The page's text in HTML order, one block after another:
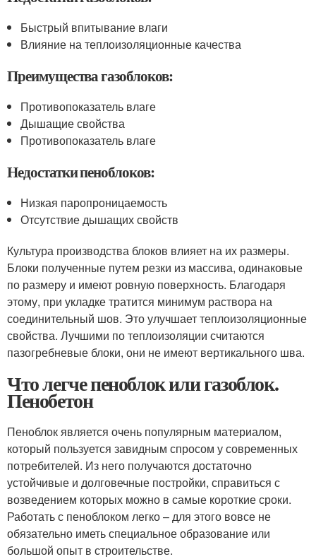
Быстрый впитывание влаги
Влияние на теплоизоляционные качества
Преимущества газоблоков:
Противопоказатель влаге
Дышащие свойства
Противопоказатель влаге
Недостатки пеноблоков:
Низкая паропроницаемость
Отсутствие дышащих свойств
Культура производства блоков влияет на их размеры.
Блоки полученные путем резки из массива, одинаковые
по размеру и имеют ровную поверхность. Благодаря
этому, при укладке тратится минимум раствора на
соединительный шов. Это улучшает теплоизоляционные
свойства. Лучшими по теплоизоляции считаются
пазогребневые блоки, они не имеют вертикального шва.
Что легче пеноблок или газоблок.
Пенобетон
Пеноблок является очень популярным материалом,
который пользуется завидным спросом у современных
потребителей. Из него получаются достаточно
устойчивые и долговечные постройки, справиться с
возведением которых можно в самые короткие сроки.
Работать с пеноблоком легко – для этого вовсе не
обязательно иметь специальное образование или
большой опыт в строительстве.